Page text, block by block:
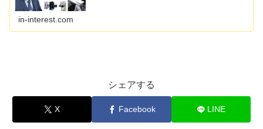
in-interest.com
シェアする
X Facebook LINE